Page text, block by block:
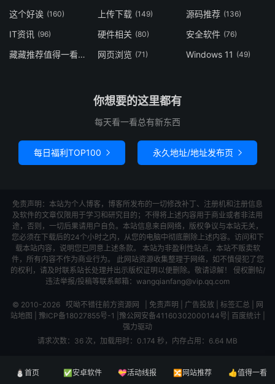
这个好诶 (160) 上传下载 (149) 源码推荐 (136)
IT资讯 (96) 硬件相关 (80) 安全软件 (76)
藏藏推荐值得一看(73) 网页浏览 (71) Windows 11 (49)
你想要的这里都有
每天看一看总有新东西
每日福利TOP100  永久地址/地址发布页 
免责声明：本站为个人博客，博客所发布的一切修改补丁、注册机和注册信息
及软件的文章仅限用于学习和研究目的；不得将上述内容用于商业或者非法用
途，否则，一切后果请用户自负。本站信息来自网络，版权争议与本站无关，
您必须在下载后的24个小时之内，从您的电脑中彻底删除上述内容。访问和下
载本站内容，说明您已同意上述条款。 本站为非盈利性站点，本站不贩卖软
件，所有内容不作为商业行为。 此网站资源收集整理于网络，如不慎侵犯了您
的权利，请及时联系站长处理并出示版权证明以便删除。敬请谅解！ 侵权删帖/
违法举报/投稿等联系邮箱：wangqianfang@vip.qq.com
© 2010-2026 哎呦不错往前方资源网 免责声明 广告投放| 标签汇总
网
站地图
豫ICP备18027855号-1 豫公网安备41160302000144号 百度统计|
强力驱动
请求次数：36 次，加载用时：0.174 秒，内存占用：6.64 MB
⛄首页 ✅安卓软件 💝活动线报 🔀网站推荐 👍值得一看